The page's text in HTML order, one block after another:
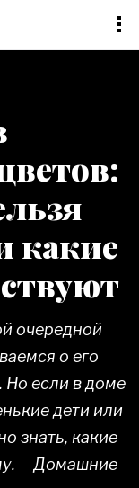
какие
очередной
о его
Но если в доме
дети или
знать, какие
Домашние